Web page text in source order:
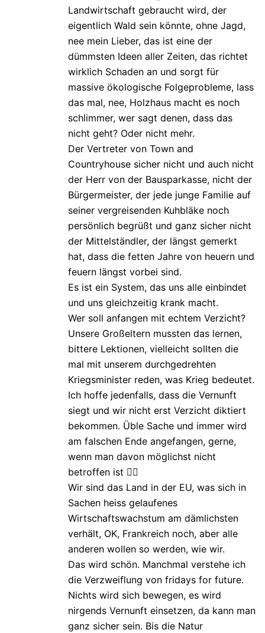
Landwirtschaft gebraucht wird, der
eigentlich Wald sein könnte, ohne Jagd,
nee mein Lieber, das ist eine der
dümmsten Ideen aller Zeiten, das richtet
wirklich Schaden an und sorgt für
massive ökologische Folgeprobleme, lass
das mal, nee, Holzhaus macht es noch
schlimmer, wer sagt denen, dass das
nicht geht? Oder nicht mehr.
Der Vertreter von Town and
Countryhouse sicher nicht und auch nicht
der Herr von der Bausparkasse, nicht der
Bürgermeister, der jede junge Familie auf
seiner vergreisenden Kuhbläke noch
persönlich begrüßt und ganz sicher nicht
der Mittelständler, der längst gemerkt
hat, dass die fetten Jahre von heuern und
feuern längst vorbei sind.
Es ist ein System, das uns alle einbindet
und uns gleichzeitig krank macht.
Wer soll anfangen mit echtem Verzicht?
Unsere Großeltern mussten das lernen,
bittere Lektionen, vielleicht sollten die
mal mit unserem durchgedrehten
Kriegsminister reden, was Krieg bedeutet.
Ich hoffe jedenfalls, dass die Vernunft
siegt und wir nicht erst Verzicht diktiert
bekommen. Üble Sache und immer wird
am falschen Ende angefangen, gerne,
wenn man davon möglichst nicht
betroffen ist 👍🏼
Wir sind das Land in der EU, was sich in
Sachen heiss gelaufenes
Wirtschaftswachstum am dämlichsten
verhält, OK, Frankreich noch, aber alle
anderen wollen so werden, wie wir.
Das wird schön. Manchmal verstehe ich
die Verzweiflung von fridays for future.
Nichts wird sich bewegen, es wird
nirgends Vernunft einsetzen, da kann man
ganz sicher sein. Bis die Natur